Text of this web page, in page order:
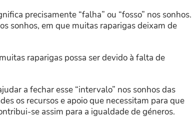
precisamente “falha” ou “fosso” nos sonhos.
sonhos, em que muitas raparigas deixam de
raparigas possa ser devido à falta de
a fechar esse “intervalo” nos sonhos das
os recursos e apoio que necessitam para que
se assim para a igualdade de géneros.